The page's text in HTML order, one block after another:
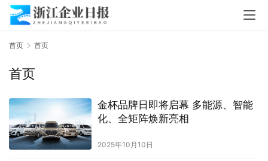
首页 首页
首页
金杯品牌日即将启幕 多能源、智能
化、全矩阵焕新亮相
2025年10月10日